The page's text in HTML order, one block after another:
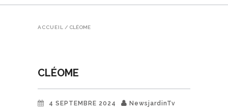
ACCUEIL / CLÉOME
CLÉOME
4 SEPTEMBRE 2024
NewsjardinTv